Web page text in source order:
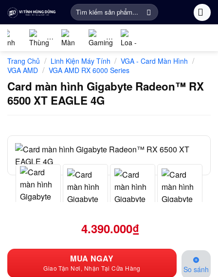
qua
nội
dung
Tìm
kiếm:
kiện
máy
tính
Gaming
Hình
Máy
Tính
Gear
thanh
Kiện
Trang Chủ / Linh Kiện Máy Tính / VGA - Card Màn Hình /
VGA AMD / VGA AMD RX 6000 Series
Card màn hình Gigabyte Radeon™ RX
6500 XT EAGLE 4G
4.390.000₫
MUA NGAY
Giao Tận Nơi, Nhận Tại Cửa Hàng So sánh